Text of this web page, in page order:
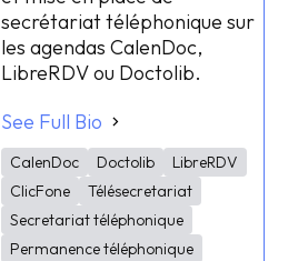
secrétariat téléphonique sur
les agendas CalenDoc,
LibreRDV ou Doctolib.
See Full Bio
CalenDoc Doctolib
LibreRDV
ClicFone
Télésecretariat
Secretariat téléphonique
Permanence téléphonique